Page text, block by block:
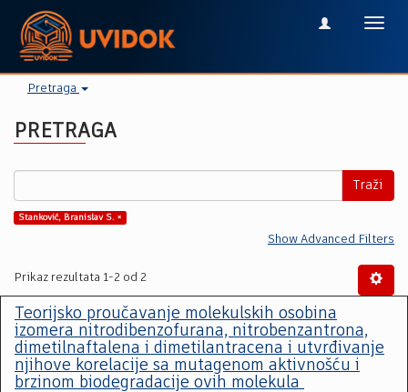
Pretraga
PRETRAGA
Traži
Stanković, Branislav S. ×
Show Advanced Filters
Prikaz rezultata 1-2 od 2
Teorijsko proučavanje molekulskih osobina
izomera nitrodibenzofurana, nitrobenzantrona,
dimetilnaftalena i dimetilantracena i utvrđivanje
njihove korelacije sa mutagenom aktivnošću i
brzinom biodegradacije ovih molekula